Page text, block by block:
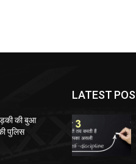
की बुआ
पुलिस
LATEST